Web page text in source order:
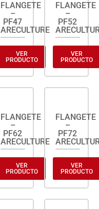
FLANGETE
–
PF47
ARECULTURE
VER
PRODUCTO
FLANGETE
–
PF52
VER
PRODUCTO
FLANGETE
–
PF62
ARECULTURE
VER
PRODUCTO
FLANGETE
–
PF72
VER
PRODUCTO